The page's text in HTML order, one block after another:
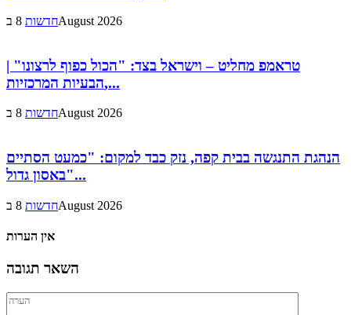
חדשות8 בAugust 2026
טראמפ מחליט – וישראל בצד: "הכול כפוף לרצונו" |
הבעיות המרכזיות,...
חדשות8 בAugust 2026
הנהגת התנגשה בבית קפה, נזק כבד למקום: "כמעט הסתיים
באסון גדול"...
חדשות8 בAugust 2026
אין הערות
השאר תגובה